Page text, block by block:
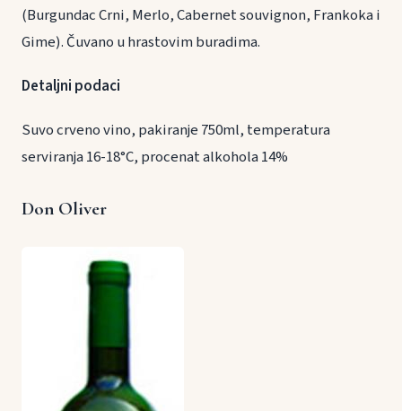
(Burgundac Crni, Merlo, Cabernet souvignon, Frankoka i
Gime). Čuvano u hrastovim buradima.
Detaljni podaci
Suvo crveno vino, pakiranje 750ml, temperatura
serviranja 16-18°C, procenat alkohola 14%
Don Oliver